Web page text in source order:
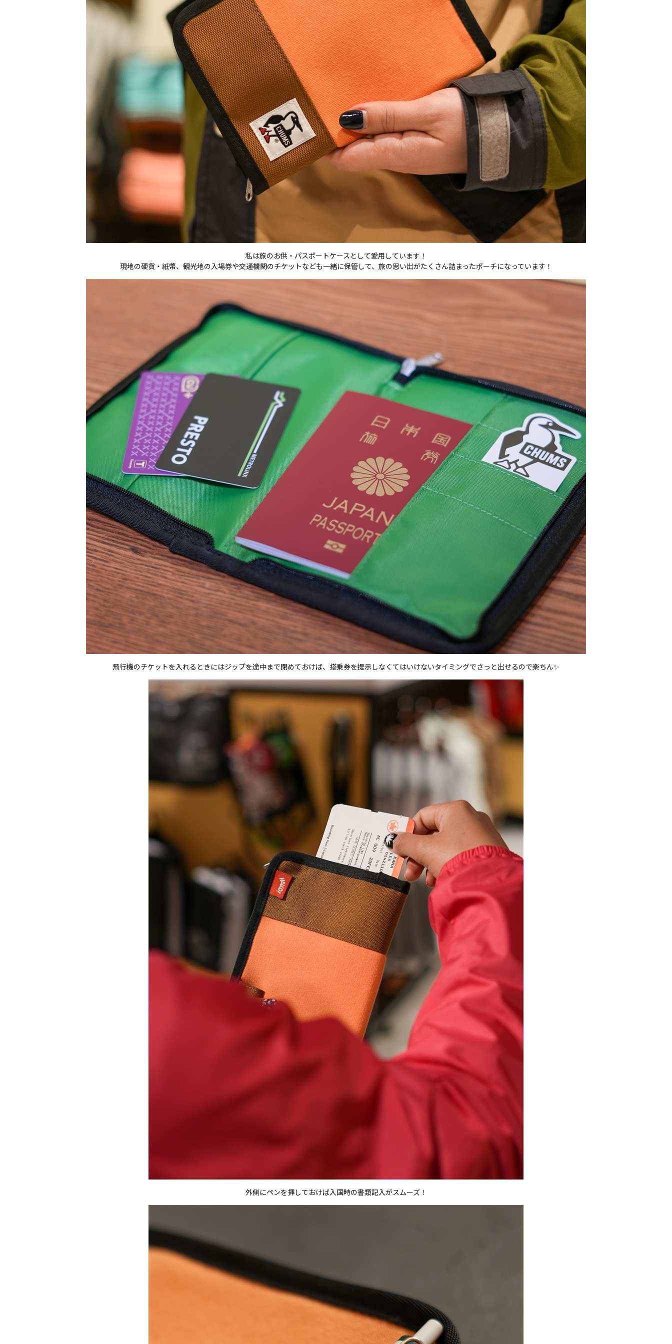
私は旅のお供・パスポートケースとして愛用しています！
現地の硬貨・紙幣、観光地の入場券や交通機関のチケットなども一緒に保管して、旅の思い出がたくさん詰まったポーチになっています！
飛行機のチケットを入れるときにはジップを途中まで閉めておけば、搭乗券を提示しなくてはいけないタイミングでさっと出せるので楽ちん✨
外側にペンを挿しておけば入国時の書類記入がスムーズ！